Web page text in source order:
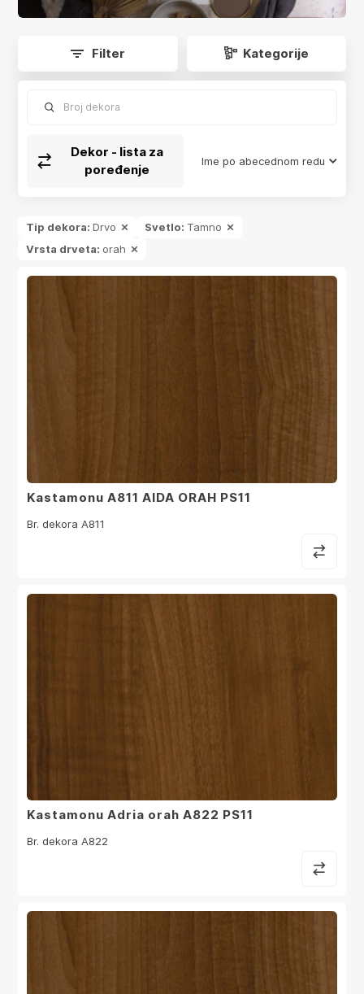
Filter Kategorije
Broj dekora
Dekor - lista za
poređenje
Ime po abecednom redu
Tip dekora: Drvo Svetlo: Tamno
Vrsta drveta: orah
Kastamonu A811 AIDA ORAH PS11
Br. dekora A811
Kastamonu Adria orah A822 PS11
Br. dekora A822